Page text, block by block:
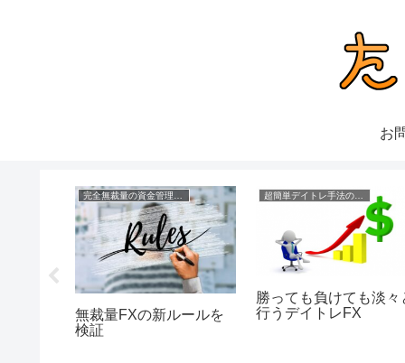
お
無裁量FXの新ルールを
検証
超簡単デイトレ手法の成績
勝っても負けても淡々
行うデイトレFX